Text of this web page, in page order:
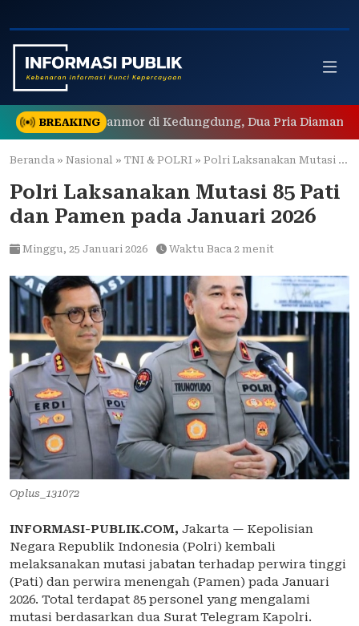
to
content
BREAKING
Curanmor di Kedungdung, Dua Pria Diamankan
Beranda » Nasional » TNI & POLRI » Polri Laksanakan Mutasi 85 Pati dan Pamen pada Januari 2026
Polri Laksanakan Mutasi 85 Pati
dan Pamen pada Januari 2026
Minggu, 25 Januari 2026 Waktu Baca 2 menit
Oplus_131072
INFORMASI-PUBLIK.COM, Jakarta — Kepolisian
Negara Republik Indonesia (Polri) kembali
melaksanakan mutasi jabatan terhadap perwira tinggi
(Pati) dan perwira menengah (Pamen) pada Januari
2026. Total terdapat 85 personel yang mengalami
mutasi berdasarkan dua Surat Telegram Kapolri.